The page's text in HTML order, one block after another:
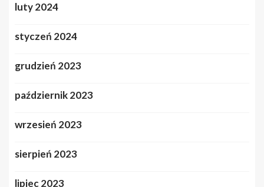
luty 2024
styczeń 2024
grudzień 2023
październik 2023
wrzesień 2023
sierpień 2023
lipiec 2023